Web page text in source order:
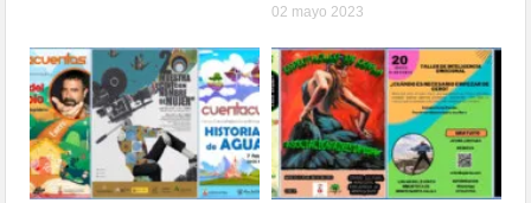
02 mayo 2023